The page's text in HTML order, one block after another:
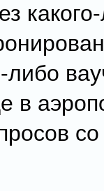
либо
в